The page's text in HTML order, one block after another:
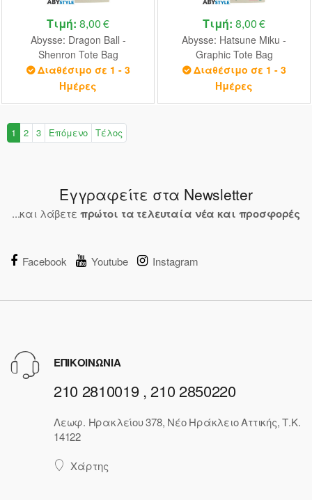
Τιμή: 8,00 €
Abysse: Dragon Ball -
Shenron Tote Bag
(ABYBAG758)
Διαθέσιμο σε 1 - 3
Ημέρες
Τιμή: 8,00 €
Abysse: Hatsune Miku -
Graphic Tote Bag
(ABYBAG737)
Διαθέσιμο σε 1 - 3
Ημέρες
1 2 3 Επόμενο Τέλος
Εγγραφείτε στα Newsletter
...και λάβετε πρώτοι τα τελευταία νέα και προσφορές
Facebook Youtube Instagram
ΕΠΙΚΟΙΝΩΝΙΑ
210 2810019 , 210 2850220
Λεωφ. Ηρακλείου 378, Νέο Ηράκλειο Αττικής, Τ.Κ.
14122
Χάρτης